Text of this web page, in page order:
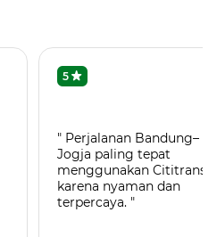
5
" Perjalanan Bandung–
Jogja paling tepat
menggunakan Cititrans
karena nyaman dan
terpercaya. "